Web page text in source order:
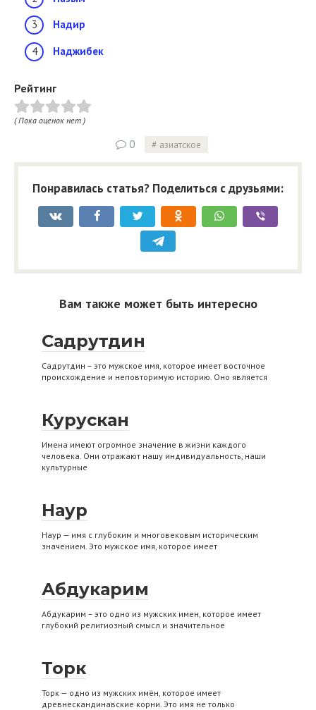
Надир
Наджибек
Рейтинг
( Пока оценок нет )
0 азиатское
Понравилась статья? Поделиться с друзьями:
Вам также может быть интересно
Садрутдин
Садрутдин – это мужское имя, которое имеет восточное
происхождение и неповторимую историю. Оно является
Курускан
Имена имеют огромное значение в жизни каждого
человека. Они отражают нашу индивидуальность, наши
культурные
Наур
Наур — имя с глубоким и многовековым историческим
значением. Это мужское имя, которое имеет
Абдукарим
Абдукарим – это одно из мужских имен, которое имеет
глубокий религиозный смысл и значительное
Торк
Торк — одно из мужских имён, которое имеет
древнескандинавские корни. Это имя не только